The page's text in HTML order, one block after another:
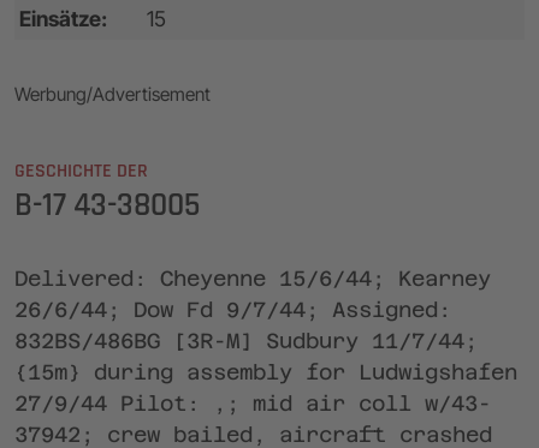
Einsätze:
15
Werbung/Advertisement
GESCHICHTE DER
B-17 43-38005
Delivered: Cheyenne 15/6/44; Kearney
26/6/44; Dow Fd 9/7/44; Assigned:
832BS/486BG [3R-M] Sudbury 11/7/44;
{15m} during assembly for Ludwigshafen
27/9/44 Pilot: ‚; mid air coll w/43-
37942; crew bailed, aircraft crashed